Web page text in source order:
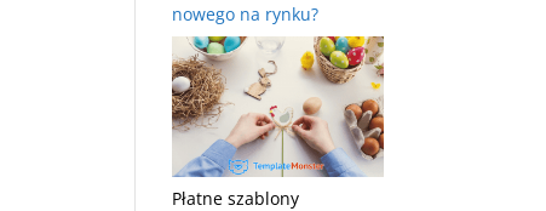
nowego na rynku?
Płatne szablony